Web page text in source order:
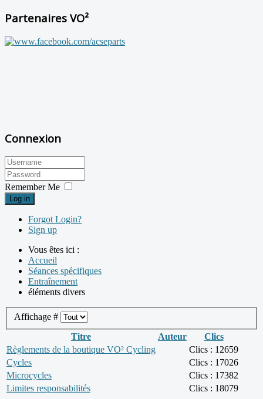
Partenaires VO²
Connexion
Remember Me
Log in
Forgot Login?
Sign up
Vous êtes ici :
Accueil
Séances spécifiques
Entraînement
éléments divers
Affichage #
Titre
Auteur
Clics
Règlements de la boutique VO² Cycling
Clics : 12659
Cycles
Clics : 17026
Microcycles
Clics : 17382
Limites responsabilités
Clics : 18079